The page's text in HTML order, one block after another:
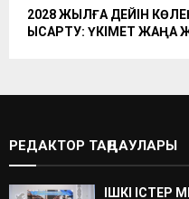
2028 ЖЫЛҒА ДЕЙІН
ҚЫСҚАРТУ: ҮКІМЕТ ЖАҢА
РЕДАКТОР ТАҢДАУЛАРЫ
ІШКІ